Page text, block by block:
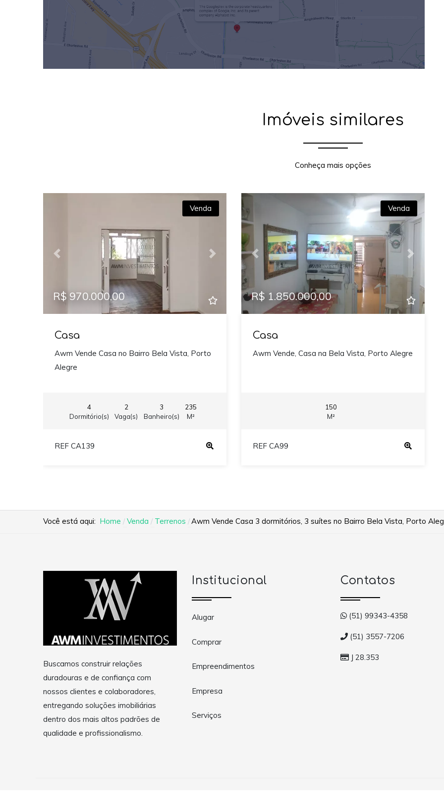
Imóveis similares
Conheça mais opções
Previous Next
Venda
R$ 970.000,00
Casa
Awm Vende Casa no Bairro Bela Vista, Porto
Alegre
4
Dormitório(s)
2
Vaga(s)
3
Banheiro(s)
235
M²
REF CA139
Previous Next
Venda
R$ 1.850.000,00
Casa
Awm Vende, Casa na Bela Vista, Porto Alegre
150
M²
REF CA99
Você está aqui: Home Venda Terrenos Awm Vende Casa 3 dormitórios, 3 suítes no Bairro Bela Vista, Porto
Buscamos construir relações
duradouras e de confiança com
nossos clientes e colaboradores,
entregando soluções imobiliárias
dentro dos mais altos padrões de
qualidade e profissionalismo.
Institucional
Alugar
Comprar
Empreendimentos
Empresa
Serviços
Contatos
(51) 99343-4358
(51) 3557-7206
J 28.353